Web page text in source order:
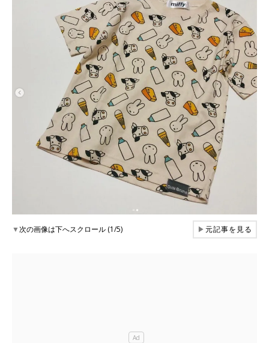
▼次の画像は下へスクロール (1/5) ▶元記事を見る